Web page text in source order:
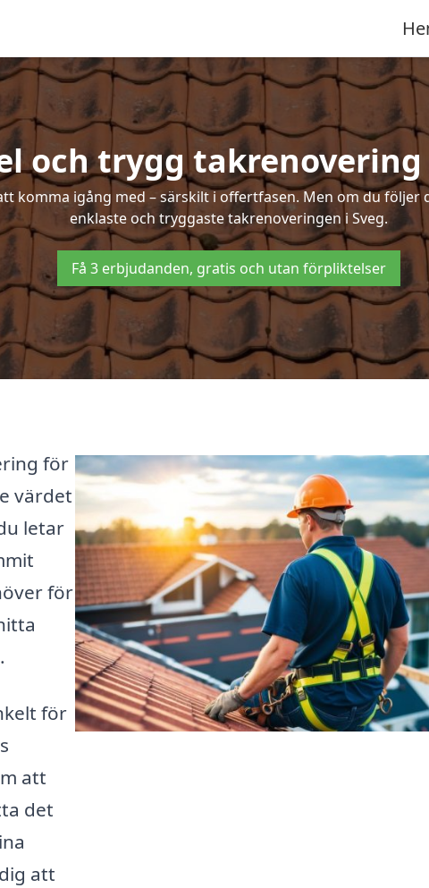
och trygg takrenovering
komma igång med – särskilt i offertfasen. Men om du
enklaste och tryggaste takrenoveringen i Sveg.
Få 3 erbjudanden, gratis och utan förpliktelser
för
värdet
letar
för
för
att
det
att